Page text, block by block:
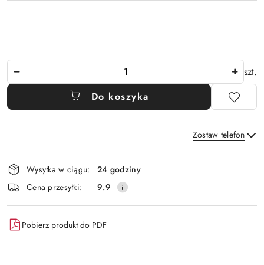
szt.
Do koszyka
Zostaw telefon
Wyślij
Dostępność
i
dostawa
Wysyłka w ciągu:
24 godziny
Cena przesyłki:
9.9
Pobierz produkt do PDF